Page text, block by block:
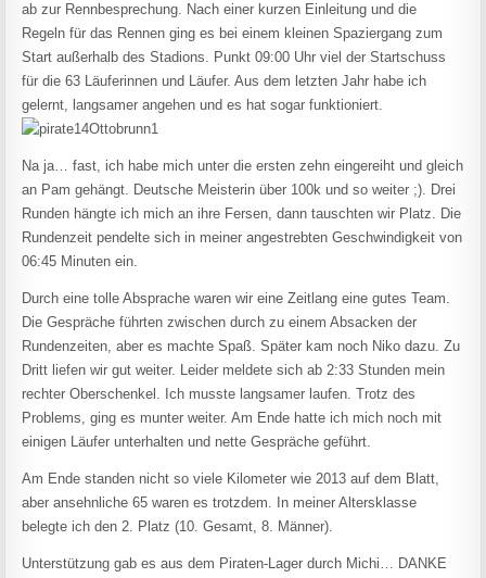
ab zur Rennbesprechung. Nach einer kurzen Einleitung und die
Regeln für das Rennen ging es bei einem kleinen Spaziergang zum
Start außerhalb des Stadions. Punkt 09:00 Uhr viel der Startschuss
für die 63 Läuferinnen und Läufer. Aus dem letzten Jahr habe ich
gelernt, langsamer angehen und es hat sogar funktioniert.
Na ja… fast, ich habe mich unter die ersten zehn eingereiht und gleich
an Pam gehängt. Deutsche Meisterin über 100k und so weiter ;). Drei
Runden hängte ich mich an ihre Fersen, dann tauschten wir Platz. Die
Rundenzeit pendelte sich in meiner angestrebten Geschwindigkeit von
06:45 Minuten ein.
Durch eine tolle Absprache waren wir eine Zeitlang eine gutes Team.
Die Gespräche führten zwischen durch zu einem Absacken der
Rundenzeiten, aber es machte Spaß. Später kam noch Niko dazu. Zu
Dritt liefen wir gut weiter. Leider meldete sich ab 2:33 Stunden mein
rechter Oberschenkel. Ich musste langsamer laufen. Trotz des
Problems, ging es munter weiter. Am Ende hatte ich mich noch mit
einigen Läufer unterhalten und nette Gespräche geführt.
Am Ende standen nicht so viele Kilometer wie 2013 auf dem Blatt,
aber ansehnliche 65 waren es trotzdem. In meiner Altersklasse
belegte ich den 2. Platz (10. Gesamt, 8. Männer).
Unterstützung gab es aus dem Piraten-Lager durch Michi… DANKE